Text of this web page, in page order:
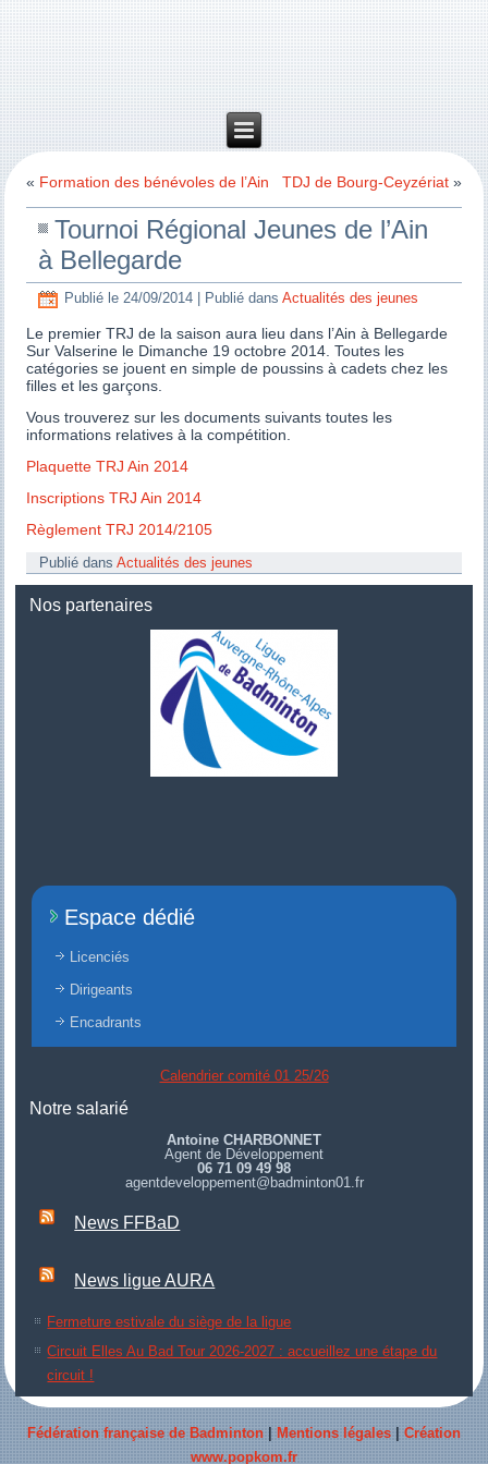
« Formation des bénévoles de l’Ain TDJ de Bourg-Ceyzériat»
Tournoi Régional Jeunes de l’Ain
à Bellegarde
Publié le 24/09/2014 Publié dans Actualités des jeunes
Le premier TRJ de la saison aura lieu dans l’Ain à Bellegarde
Sur Valserine le Dimanche 19 octobre 2014. Toutes les
catégories se jouent en simple de poussins à cadets chez les
filles et les garçons.
Vous trouverez sur les documents suivants toutes les
informations relatives à la compétition.
Plaquette TRJ Ain 2014
Inscriptions TRJ Ain 2014
Règlement TRJ 2014/2105
Publié dans Actualités des jeunes
Nos partenaires
Espace dédié
Licenciés
Dirigeants
Encadrants
Calendrier comité 01 25/26
Notre salarié
Antoine CHARBONNET
Agent de Développement
06 71 09 49 98
agentdeveloppement@badminton01.fr
News FFBaD
News ligue AURA
Fermeture estivale du siège de la ligue
Circuit Elles Au Bad Tour 2026-2027 : accueillez une étape du
circuit !
Fédération française de Badminton Mentions légales
Création
www.popkom.fr